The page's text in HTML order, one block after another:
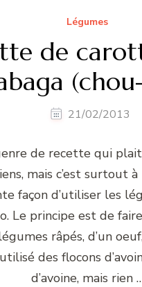
Légumes
de
21/02/2013
de recette qui
mais c’est surtout
façon d’utiliser les
Le principe est de
râpés, d’un
utilisé des flocons
d’avoine, mais rien